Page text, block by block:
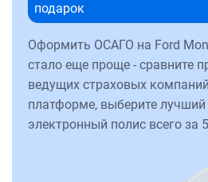
подарок
Оформить ОСАГО на Ford
стало еще проще - сравните
ведущих страховых
платформе, выберите лучший
электронный полис всего за